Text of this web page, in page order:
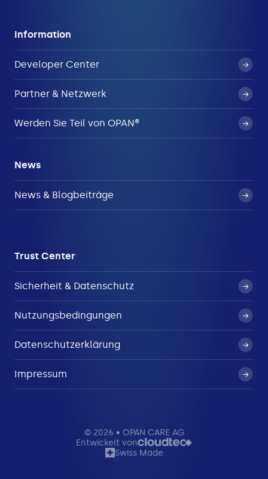
Information
Developer Center
Partner & Netzwerk
Werden Sie Teil von OPAN®
News
News & Blogbeiträge
Trust Center
Sicherheit & Datenschutz
Nutzungsbedingungen
Datenschutzerklärung
Impressum
© 2026 • OPAN CARE AG
Entwickelt von
Swiss Made